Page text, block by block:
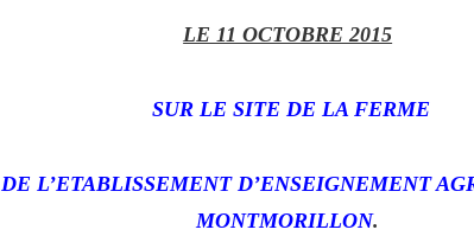
LE 11 OCTOBRE 2015
SUR LE SITE DE LA FERME
DE L’ETABLISSEMENT D’ENSEIGNEMENT
MONTMORILLON.